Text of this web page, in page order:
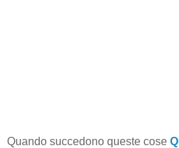
Quando succedono queste cose